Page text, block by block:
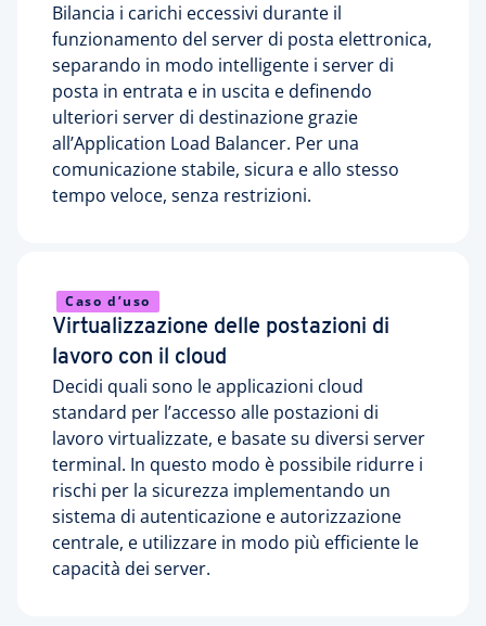
Bilancia i carichi eccessivi durante il
funzionamento del server di posta elettronica,
separando in modo intelligente i server di
posta in entrata e in uscita e definendo
ulteriori server di destinazione grazie
all’Application Load Balancer. Per una
comunicazione stabile, sicura e allo stesso
tempo veloce, senza restrizioni.
Caso d’uso
Virtualizzazione delle postazioni di
lavoro con il cloud
Decidi quali sono le applicazioni cloud
standard per l’accesso alle postazioni di
lavoro virtualizzate, e basate su diversi server
terminal. In questo modo è possibile ridurre i
rischi per la sicurezza implementando un
sistema di autenticazione e autorizzazione
centrale, e utilizzare in modo più efficiente le
capacità dei server.